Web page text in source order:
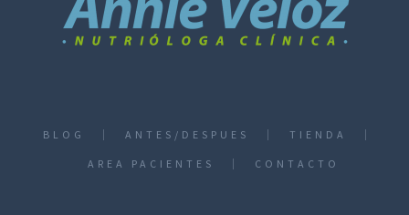
BLOG ANTES/DESPUES TIENDA
AREA PACIENTES CONTACTO